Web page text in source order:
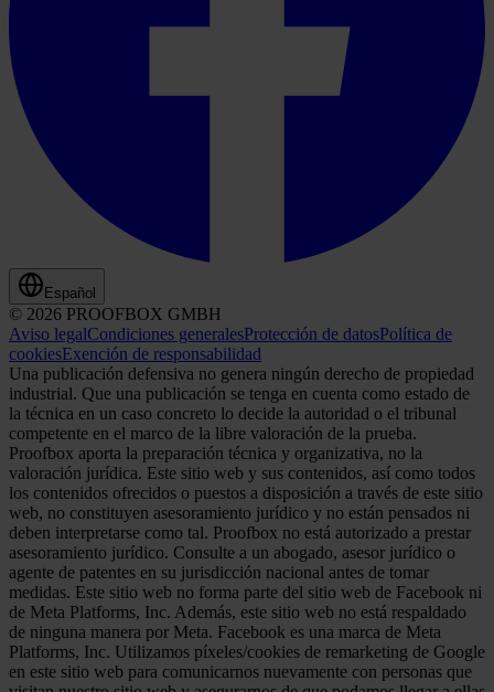
Español
© 2026 PROOFBOX GMBH
Aviso legalCondiciones generalesProtección de datosPolítica de
cookiesExención de responsabilidad
Una publicación defensiva no genera ningún derecho de propiedad
industrial. Que una publicación se tenga en cuenta como estado de
la técnica en un caso concreto lo decide la autoridad o el tribunal
competente en el marco de la libre valoración de la prueba.
Proofbox aporta la preparación técnica y organizativa, no la
valoración jurídica. Este sitio web y sus contenidos, así como todos
los contenidos ofrecidos o puestos a disposición a través de este sitio
web, no constituyen asesoramiento jurídico y no están pensados ni
deben interpretarse como tal. Proofbox no está autorizado a prestar
asesoramiento jurídico. Consulte a un abogado, asesor jurídico o
agente de patentes en su jurisdicción nacional antes de tomar
medidas. Este sitio web no forma parte del sitio web de Facebook ni
de Meta Platforms, Inc. Además, este sitio web no está respaldado
de ninguna manera por Meta. Facebook es una marca de Meta
Platforms, Inc. Utilizamos píxeles/cookies de remarketing de Google
en este sitio web para comunicarnos nuevamente con personas que